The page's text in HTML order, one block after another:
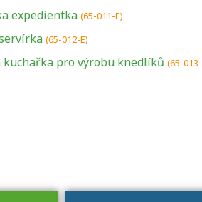
expedientka (65-011-E)
(65-012-E)
kuchařka pro výrobu knedlíků (65-013-
jejímu získání